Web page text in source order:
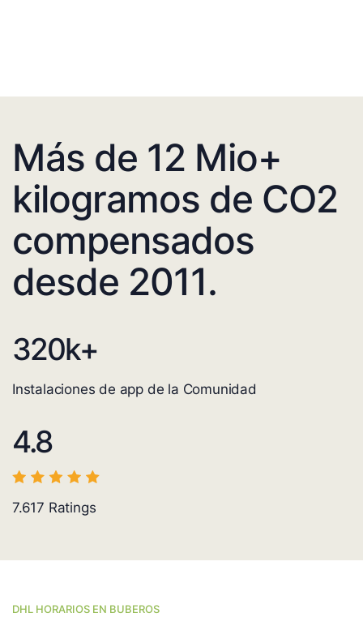
Más de 12 Mio+
kilogramos de CO2
compensados
desde 2011.
320k+
Instalaciones de app de la Comunidad
4.8
7.617 Ratings
DHL HORARIOS EN BUBEROS